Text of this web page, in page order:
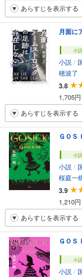
あらすじを表示する
月面に
小
小説 /
穂波了
3.8
1,705
あらすじを表示する
ＧＯＳ
小
小説 /
桜庭一
3.9
1,210
あらすじを表示する
ＧＯ
小
小説 /